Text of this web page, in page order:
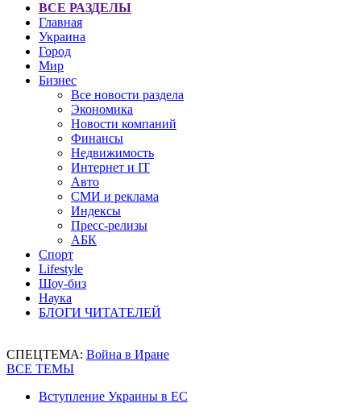
ВСЕ РАЗДЕЛЫ
Главная
Украина
Город
Мир
Бизнес
Все новости раздела
Экономика
Новости компаний
Финансы
Недвижимость
Интернет и IT
Авто
СМИ и реклама
Индексы
Пресс-релизы
АБК
Спорт
Lifestyle
Шоу-биз
Наука
БЛОГИ ЧИТАТЕЛЕЙ
СПЕЦТЕМА: Война в Иране
ВСЕ ТЕМЫ
Вступление Украины в ЕС